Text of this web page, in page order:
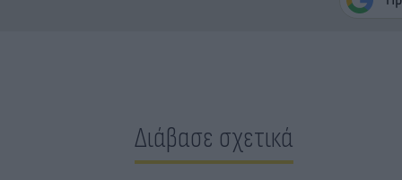
Διάβασε σχετικά